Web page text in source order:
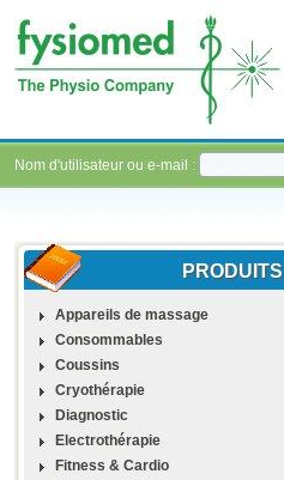
Nom d'utilisateur ou e-mail :
PRODUITS
Appareils de massage
Consommables
Coussins
Cryothérapie
Diagnostic
Electrothérapie
Fitness & Cardio